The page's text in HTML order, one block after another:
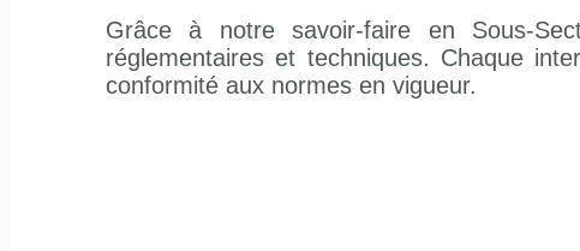
Grâce à notre savoir-faire en Sous-
réglementaires et techniques. Chaque
conformité aux normes en vigueur.